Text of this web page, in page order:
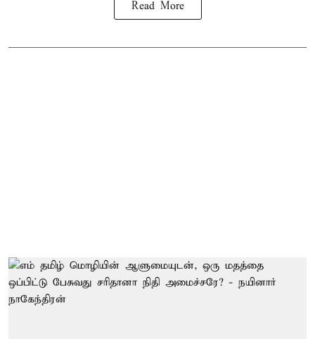
Read More